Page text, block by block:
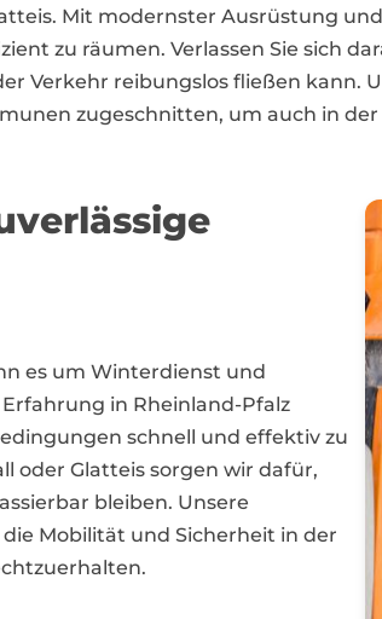
Mit modernster Ausrüstung
zu räumen. Verlassen Sie sich
Verkehr reibungslos fließen kann.
zugeschnitten, um auch in
es um Winterdienst und
in Rheinland-Pfalz
schnell und effektiv zu
oder Glatteis sorgen wir dafür,
bleiben. Unsere
Mobilität und Sicherheit in der